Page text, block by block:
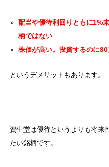
配当や優待利回りともに1%
柄ではない
株価が高い。投資するのに
というデメリットもあります。
資生堂は優待というよりも将来
たい銘柄です。